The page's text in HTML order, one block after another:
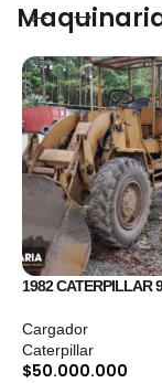
1982 CATERPILLAR
Cargador
Caterpillar
$50.000.000